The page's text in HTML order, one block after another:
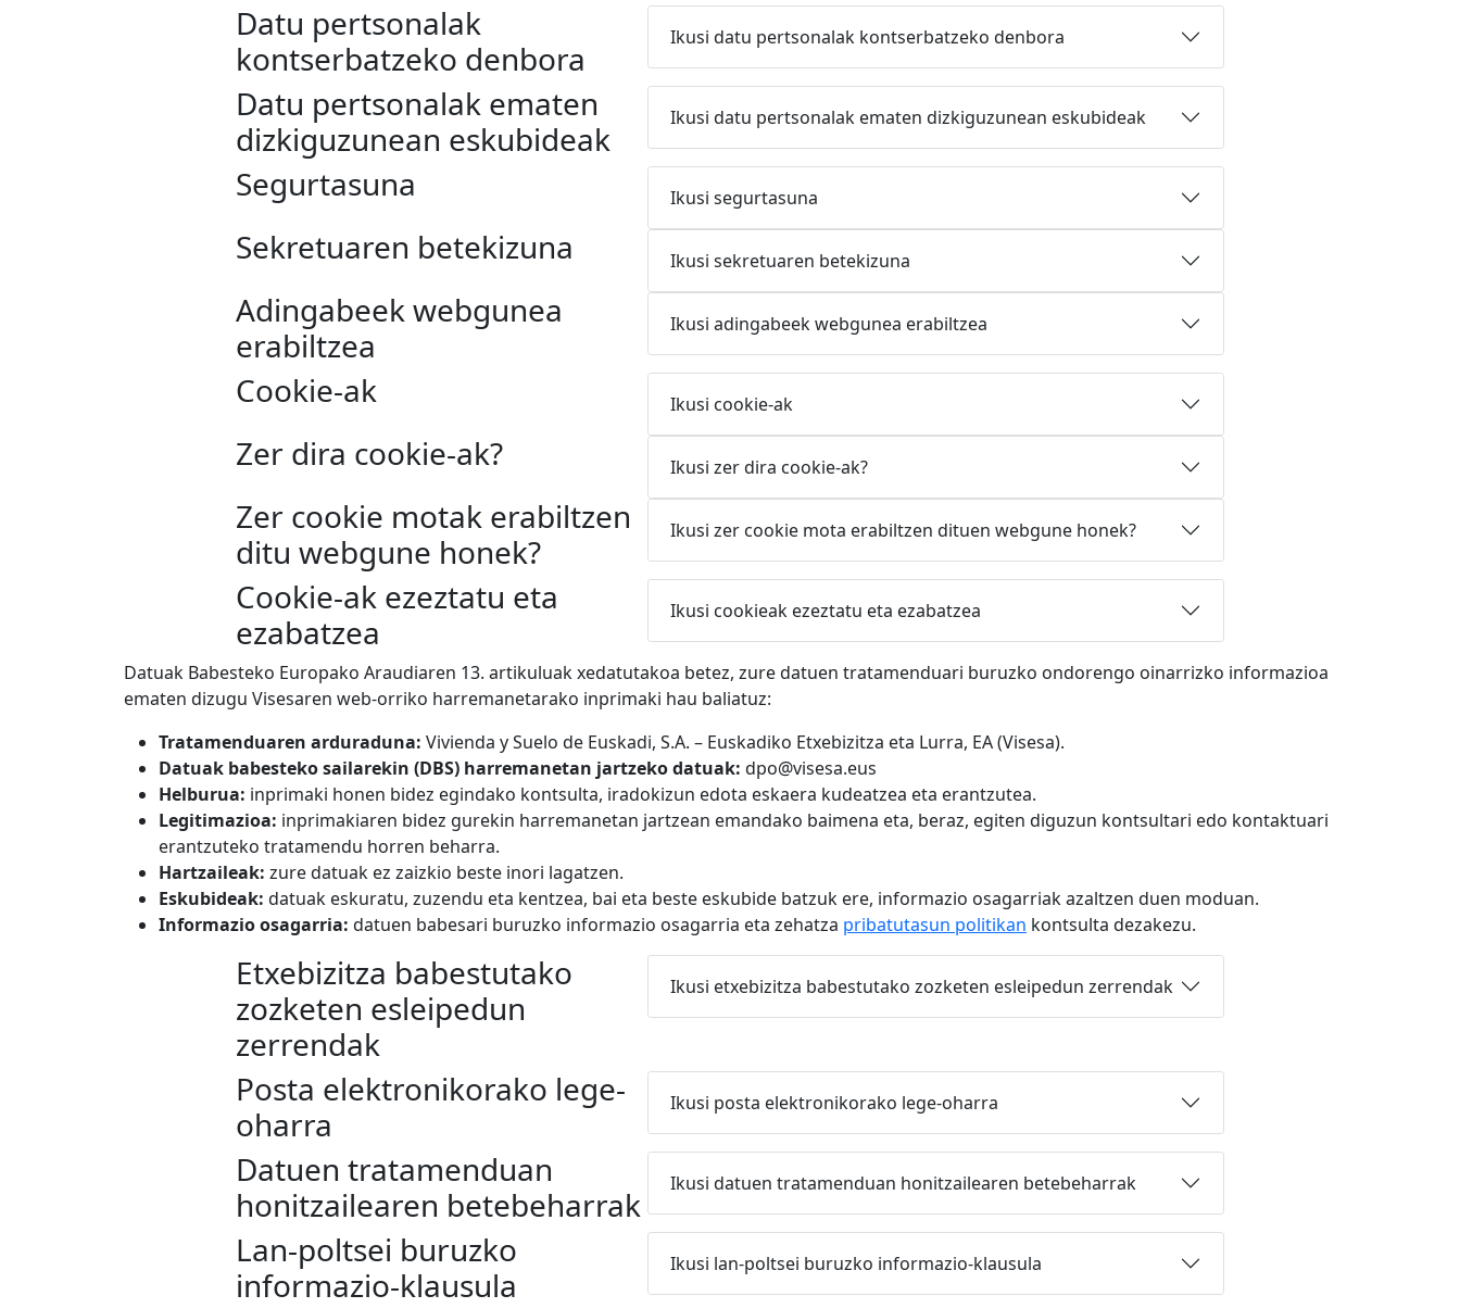
Datu pertsonalak
kontserbatzeko denbora
Ikusi datu pertsonalak kontserbatzeko denbora
Datu pertsonalak ematen
dizkiguzunean eskubideak
Ikusi datu pertsonalak ematen dizkiguzunean eskubideak
Segurtasuna Ikusi segurtasuna
Sekretuaren betekizuna Ikusi sekretuaren betekizuna
Adingabeek webgunea
erabiltzea
Ikusi adingabeek webgunea erabiltzea
Cookie-ak Ikusi cookie-ak
Zer dira cookie-ak? Ikusi zer dira cookie-ak?
Zer cookie motak erabiltzen
ditu webgune honek?
Ikusi zer cookie mota erabiltzen dituen webgune honek?
Cookie-ak ezeztatu eta
ezabatzea
Ikusi cookieak ezeztatu eta ezabatzea
Datuak Babesteko Europako Araudiaren 13. artikuluak xedatutakoa betez, zure datuen tratamenduari buruzko ondorengo oinarrizko informazioa
ematen dizugu Visesaren web-orriko harremanetarako inprimaki hau baliatuz:
Tratamenduaren arduraduna: Vivienda y Suelo de Euskadi, S.A. – Euskadiko Etxebizitza eta Lurra, EA (Visesa).
Datuak babesteko sailarekin (DBS) harremanetan jartzeko datuak: dpo@visesa.eus
Helburua: inprimaki honen bidez egindako kontsulta, iradokizun edota eskaera kudeatzea eta erantzutea.
Legitimazioa: inprimakiaren bidez gurekin harremanetan jartzean emandako baimena eta, beraz, egiten diguzun kontsultari edo kontaktuari
erantzuteko tratamendu horren beharra.
Hartzaileak: zure datuak ez zaizkio beste inori lagatzen.
Eskubideak: datuak eskuratu, zuzendu eta kentzea, bai eta beste eskubide batzuk ere, informazio osagarriak azaltzen duen moduan.
Informazio osagarria: datuen babesari buruzko informazio osagarria eta zehatza pribatutasun politikan kontsulta dezakezu.
Etxebizitza babestutako
zozketen esleipedun
zerrendak
Ikusi etxebizitza babestutako zozketen esleipedun zerrendak
Posta elektronikorako lege-
oharra
Ikusi posta elektronikorako lege-oharra
Datuen tratamenduan
honitzailearen betebeharrak
Ikusi datuen tratamenduan honitzailearen betebeharrak
Lan-poltsei buruzko
informazio-klausula
Ikusi lan-poltsei buruzko informazio-klausula